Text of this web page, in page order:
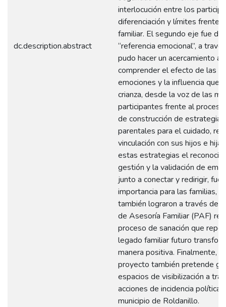
dc.description.abstract
interlocución entre los
diferenciación y límites frente
familiar. El segundo eje fue
“referencia emocional”, a
pudo hacer un acercamiento a
comprender el efecto de las
emociones y la influencia que
crianza, desde la voz de las
participantes frente al
de construcción de estrategias
parentales para el cuidado,
vinculación con sus hijos e
estas estrategias el
gestión y la validación de
junto a conectar y redirigir,
importancia para las familias,
también lograron a través del
de Asesoría Familiar (PAF)
proceso de sanación que
legado familiar futuro
manera positiva. Finalmente,
proyecto también pretende
espacios de visibilización a
acciones de incidencia política
municipio de Roldanillo.